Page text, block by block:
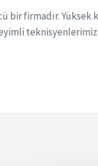
firmadır. Yüksek